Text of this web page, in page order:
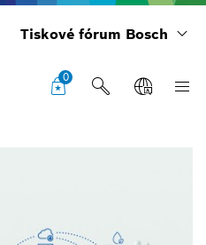
Tiskové fórum Bosch
0